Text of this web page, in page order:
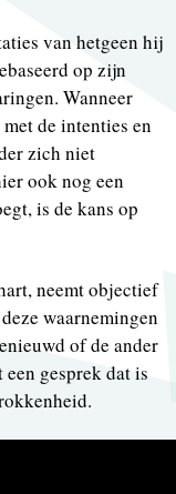
van hetgeen hij
op zijn
Wanneer
de intenties en
zich niet
ook nog een
is de kans op
neemt objectief
waarnemingen
of de ander
gesprek dat is